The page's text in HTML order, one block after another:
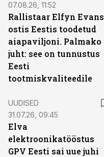
07.08.26, 11:52
Rallistaar Elfyn Evans
ostis Eestis toodetud
aiapaviljoni. Palmako
juht: see on tunnustus
Eesti
tootmiskvaliteedile
UUDISED
31.07.26, 09:45
Elva
elektroonikatööstus
GPV Eesti sai uue juhi